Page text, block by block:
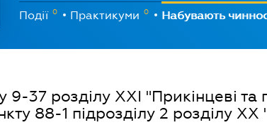
Події 0 Практикуми 0 Набувають
9-37 розділу XXI "Прикінцеві
88-1 підрозділу 2 розділу